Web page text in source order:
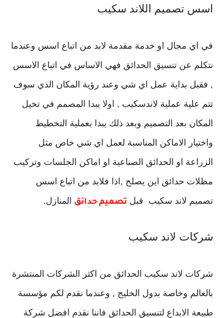
اسس تصميم اللاند سكيب
في اي مجال او خدمة مقدمة لابد من اتباع اسس وعندما
نتكلم عن تنسيق الحدائق فهي الاساس في اتباع الاسس
, فقبل بداية عمل اي شي وعند رؤية المكان الذي سوف
تتم علية عملية لاندسكيب , اولا يبدا المصمم في تخيل
المكان بعد التصميم وبعد ذلك يبدا بعملية التخطيط
واختيار الاماكن المناسبة لعمل اي شي خاص مثل
الزراعة او الحدائق الصناعية او اماكن الجلسات وتركيب
مظلات حدائق اين يصلح ,اذا فلابد من اتباع اسس
تصميم لاند سكيب قبل تصميم حدائق المنازل.
شركات لاند سكيب
شركات لاند سكيب الحدائق من اكثر الشركات المنتشرة
بالعالم وخاصة بدول الخليج , وعندما نقدم لكم مؤسسة
طبيعة الابداع لتنسيق الحدائق فاننا نقدم افضل شركة